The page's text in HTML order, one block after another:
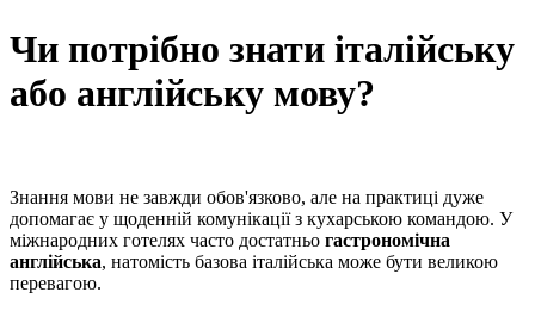
Чи потрібно знати італійську
або англійську мову?
Знання мови не завжди обов'язково, але на практиці дуже
допомагає у щоденній комунікації з кухарською командою. У
міжнародних готелях часто достатньо гастрономічна
англійська, натомість базова італійська може бути великою
перевагою.